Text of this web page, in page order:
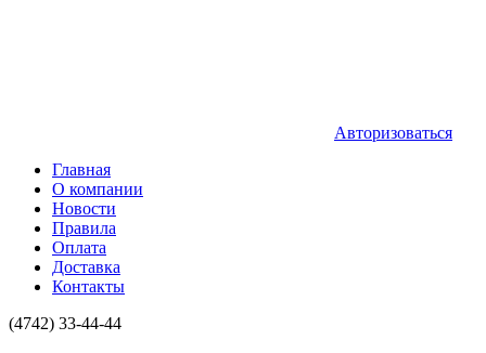
Авторизоваться
Главная
О компании
Новости
Правила
Оплата
Доставка
Контакты
(4742) 33-44-44